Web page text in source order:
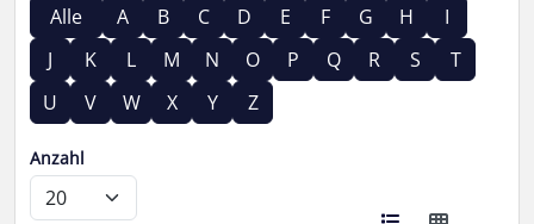
Alle
A B C D E F G H
I
J
K L M N O P Q R S
T
U
V W X Y Z
Anzahl